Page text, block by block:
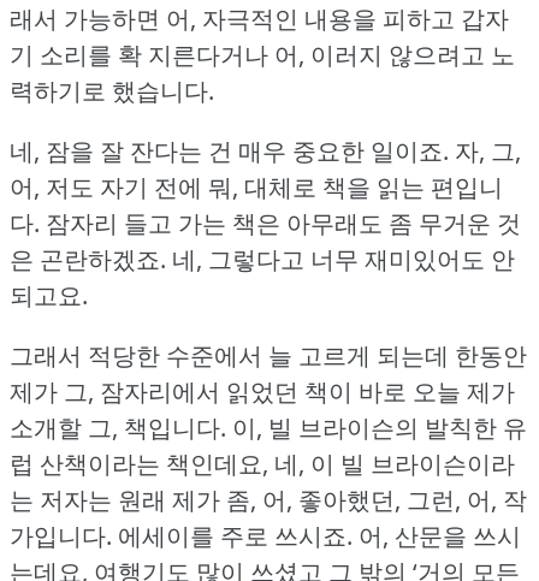
래서 가능하면 어, 자극적인 내용을 피하고 갑자
기 소리를 확 지른다거나 어, 이러지 않으려고 노
력하기로 했습니다.
네, 잠을 잘 잔다는 건 매우 중요한 일이죠. 자, 그,
어, 저도 자기 전에 뭐, 대체로 책을 읽는 편입니
다. 잠자리 들고 가는 책은 아무래도 좀 무거운 것
은 곤란하겠죠. 네, 그렇다고 너무 재미있어도 안
되고요.
그래서 적당한 수준에서 늘 고르게 되는데 한동안
제가 그, 잠자리에서 읽었던 책이 바로 오늘 제가
소개할 그, 책입니다. 이, 빌 브라이슨의 발칙한 유
럽 산책이라는 책인데요, 네, 이 빌 브라이슨이라
는 저자는 원래 제가 좀, 어, 좋아했던, 그런, 어, 작
가입니다. 에세이를 주로 쓰시죠. 어, 산문을 쓰시
는데요, 여행기도 많이 쓰셨고 그 밖의 ‘거의 모든